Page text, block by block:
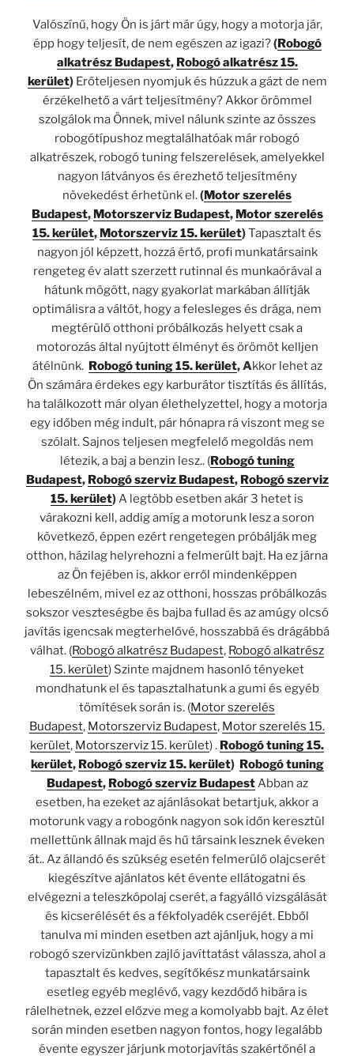
Valószínű, hogy Ön is járt már úgy, hogy a motorja jár,
épp hogy teljesít, de nem egészen az igazi?(Robogó
alkatrész Budapest, Robogó alkatrész 15.
kerület) Erőteljesen nyomjuk és húzzuk a gázt de nem
érzékelhető a várt teljesítmény? Akkor örömmel
szolgálok ma Önnek, mivel nálunk szinte az összes
robogótípushoz megtalálhatóak már robogó
alkatrészek, robogó tuning felszerelések, amelyekkel
nagyon látványos és érezhető teljesítmény
növekedést érhetünk el.(Motor szerelés
Budapest, Motorszerviz Budapest, Motor szerelés
15. kerület, Motorszerviz 15. kerület)Tapasztalt és
nagyon jól képzett, hozzá értő, profi munkatársaink
rengeteg év alatt szerzett rutinnal és munkaórával a
hátunk mögött, nagy gyakorlat markában állítják
optimálisra a váltót, hogy a felesleges és drága, nem
megtérülő otthoni próbálkozás helyett csak a
motorozás által nyújtott élményt és örömöt kelljen
átélnünk. Robogó tuning 15. kerület, Akkor lehet az
Ön számára érdekes egy karburátor tisztítás és állítás,
ha találkozott már olyan élethelyzettel, hogy a motorja
egy időben még indult, pár hónapra rá viszont meg se
szólalt. Sajnos teljesen megfelelő megoldás nem
létezik, a baj a benzin lesz.. (Robogó tuning
Budapest, Robogó szerviz Budapest, Robogó szerviz
15. kerület)A legtöbb esetben akár 3 hetet is
várakozni kell, addig amíg a motorunk lesz a soron
következő, éppen ezért rengetegen próbálják meg
otthon, házilag helyrehozni a felmerült bajt. Ha ez járna
az Ön fejében is, akkor erről mindenképpen
lebeszélném, mivel ez az otthoni, hosszas próbálkozás
sokszor veszteségbe és bajba fullad és az amúgy olcsó
javítás igencsak megterhelővé, hosszabbá és drágábbá
válhat. (Robogó alkatrész Budapest, Robogó alkatrész
15. kerület) Szinte majdnem hasonló tényeket
mondhatunk el és tapasztalhatunk a gumi és egyéb
tömítések során is. (Motor szerelés
Budapest, Motorszerviz Budapest, Motor szerelés 15.
kerület, Motorszerviz 15. kerület) . Robogó tuning 15.
kerület, Robogó szerviz 15. kerület) Robogó tuning
Budapest, Robogó szerviz BudapestAbban az
esetben, ha ezeket az ajánlásokat betartjuk, akkor a
motorunk vagy a robogónk nagyon sok időn keresztül
mellettünk állnak majd és hű társaink lesznek éveken
át.. Az állandó és szükség esetén felmerülő olajcserét
kiegészítve ajánlatos két évente ellátogatni és
elvégezni a teleszkópolaj cserét, a fagyálló vizsgálását
és kicserélését és a fékfolyadék cseréjét. Ebből
tanulva mi minden esetben azt ajánljuk, hogy a mi
robogó szervizünkben zajló javíttatást válassza, ahol a
tapasztalt és kedves, segítőkész munkatársaink
esetleg egyéb meglévő, vagy kezdődő hibára is
rálelhetnek, ezzel előzve meg a komolyabb bajt. Az élet
során minden esetben nagyon fontos, hogy legalább
évente egyszer járjunk motorjavítás szakértőnél a